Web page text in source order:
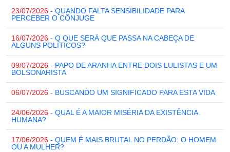
23/07/2026 - QUANDO FALTA SENSIBILIDADE PARA
PERCEBER O CÔNJUGE
16/07/2026 - O QUE SERÁ QUE PASSA NA CABEÇA DE
ALGUNS POLÍTICOS?
09/07/2026 - PAPO DE ARANHA ENTRE DOIS LULISTAS E UM
BOLSONARISTA
06/07/2026 - BUSCANDO UM SIGNIFICADO PARA ESTA VIDA
24/06/2026 - QUAL É A MAIOR MISÉRIA DA EXISTÊNCIA
HUMANA?
17/06/2026 - QUEM É MAIS BRUTAL NO PERDÃO: O HOMEM
OU A MULHER?